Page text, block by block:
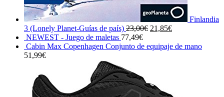
Finlandia
3 (Lonely Planet-Guías de país) 23,00€ El
original
21,85€El
actual
NEWEST - Juego de maletas 77,49€
Cabin Max Copenhagen Conjunto de equipaje de mano
51,99€